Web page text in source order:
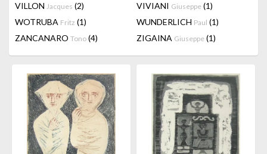
VILLON Jacques (2) VIVIANI Giuseppe (1)
WOTRUBA Fritz (1) WUNDERLICH Paul (1)
ZANCANARO Tono (4) ZIGAINA Giuseppe (1)